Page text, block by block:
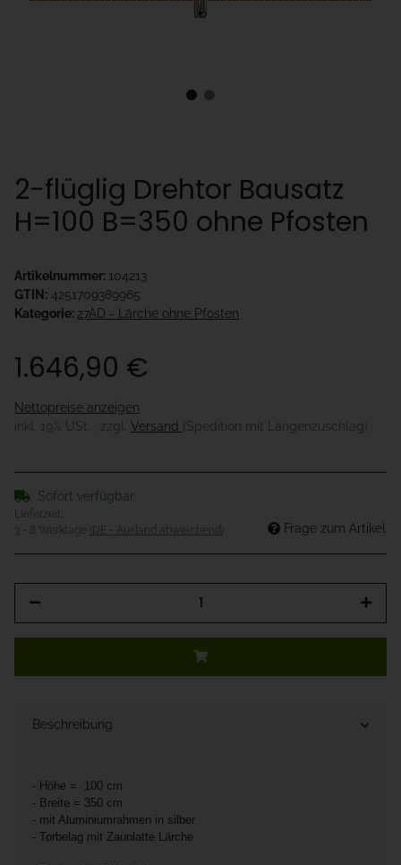
2-flüglig Drehtor Bausatz
H=100 B=350 ohne Pfosten
Artikelnummer: 104213
GTIN: 4251709389965
Kategorie: 27AD - Lärche ohne Pfosten
1.646,90 €
Nettopreise anzeigen
inkl. 19% USt. , zzgl. Versand (Spedition mit Längenzuschlag)
Sofort verfügbar
Lieferzeit:
3 - 8 Werktage
(DE - Ausland abweichend) Frage zum Artikel
Beschreibung
- Höhe = 100 cm
- Breite = 350 cm
- mit Aluminiumrahmen in silber
- Torbelag mit Zaunlatte Lärche